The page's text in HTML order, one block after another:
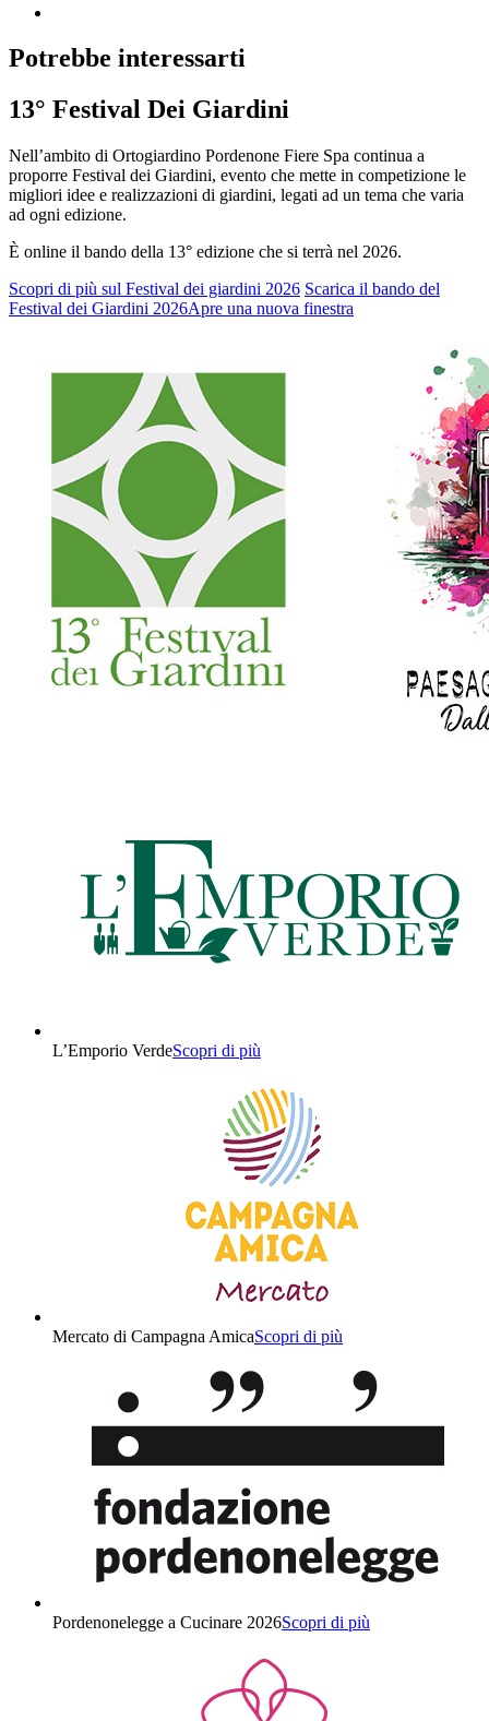
Potrebbe interessarti
13° Festival Dei Giardini
Nell’ambito di Ortogiardino Pordenone Fiere Spa continua a
proporre Festival dei Giardini, evento che mette in competizione le
migliori idee e realizzazioni di giardini, legati ad un tema che varia
ad ogni edizione.
È online il bando della 13° edizione che si terrà nel 2026.
Scopri di più sul Festival dei giardini 2026 Scarica il bando del
Festival dei Giardini 2026Apre una nuova finestra
L’Emporio VerdeScopri di più
Mercato di Campagna AmicaScopri di più
Pordenonelegge a Cucinare 2026Scopri di più